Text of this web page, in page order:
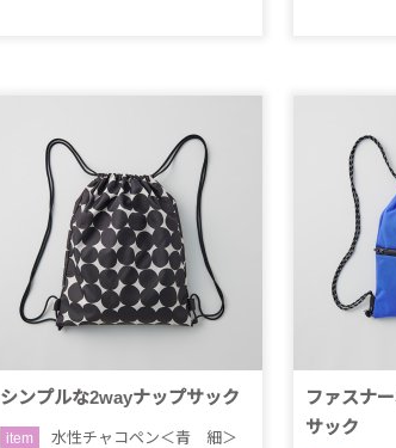
シンプルな2wayナップサック
item 水性チャコペン＜青 細＞
ファスナ
サック